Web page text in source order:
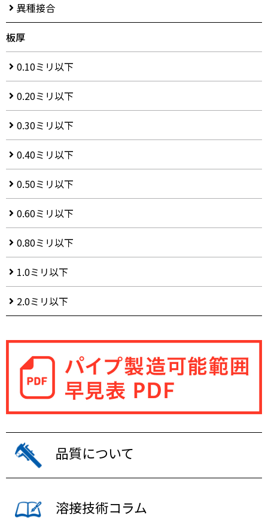
異種接合
板厚
0.10ミリ以下
0.20ミリ以下
0.30ミリ以下
0.40ミリ以下
0.50ミリ以下
0.60ミリ以下
0.80ミリ以下
1.0ミリ以下
2.0ミリ以下
品質について
溶接技術コラム